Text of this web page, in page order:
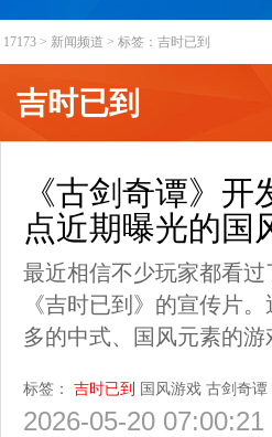
17173 > 新闻频道 > 标签：吉时已到
吉时已到
《古剑奇谭》
点近期曝光的国
最近相信不少玩家都看
《吉时已到》的宣传片
多的中式、国风元素的游
标签： 吉时已到 国风游戏 古剑奇谭
2026-05-20 07:00:21